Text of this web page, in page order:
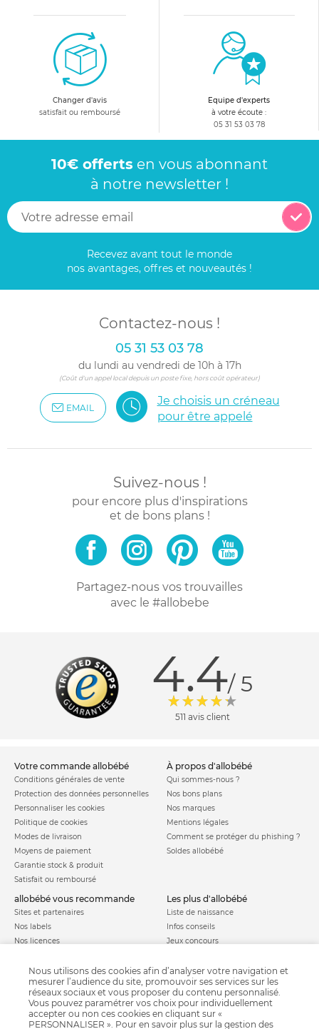
Changer d'avis
satisfait ou remboursé
Equipe d'experts
à votre écoute :
05 31 53 03 78
10€ offerts en vous abonnant
à notre newsletter !
Recevez avant tout le monde
nos avantages, offres et nouveautés !
Contactez-nous !
05 31 53 03 78
du lundi au vendredi de 10h à 17h
(Coût d'un appel local depuis un poste fixe, hors coût opérateur)
EMAIL
Je choisis un créneau
pour être appelé
Suivez-nous !
pour encore plus d'inspirations
et de bons plans !
Partagez-nous vos trouvailles
avec le #allobebe
4.4/ 5
511 avis client
votre commande allobébé
Conditions générales de vente
Protection des données personnelles
Personnaliser les cookies
Politique de cookies
Modes de livraison
Moyens de paiement
Garantie stock & produit
Satisfait ou remboursé
à propos d'allobébé
Qui sommes-nous ?
Nos bons plans
Nos marques
Mentions légales
Comment se protéger du phishing ?
Soldes allobébé
allobébé vous recommande
Sites et partenaires
Nos labels
Nos licences
les plus d'allobébé
Liste de naissance
Infos conseils
Jeux concours
Parrainage
Paiement sécurisé
Charte qualité
Nous utilisons des cookies afin d’analyser votre navigation et
mesurer l’audience du site, promouvoir ses services sur les
réseaux sociaux et vous proposer du contenu personnalisé.
Vous pouvez paramétrer vos choix pour individuellement
accepter ou non ces cookies en cliquant sur «
PERSONNALISER ». Pour en savoir plus sur la gestion des